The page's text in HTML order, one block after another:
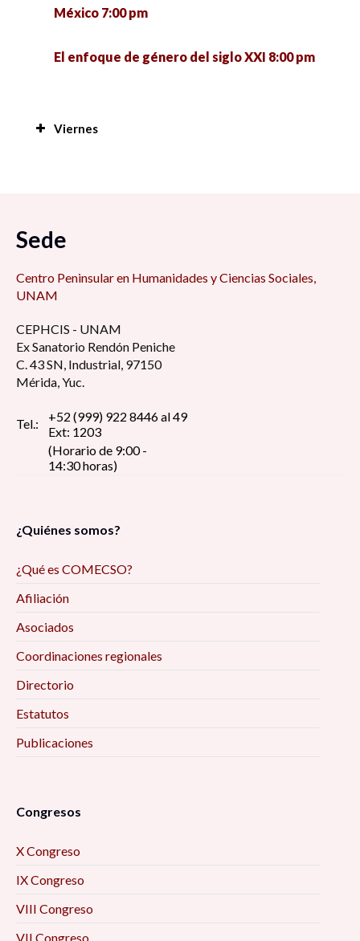
México 7:00 pm
El enfoque de género del siglo XXI 8:00 pm
Viernes
Foro de Modelo de administración estratégica
regreso a las aulas ¿Qué hacer con la
virtualidad? 8:30 am
La perspectiva estudiantil universitaria en
tiempos de pandemia: reflexión y debate 8:30
am
Pin up girls, construcción del estereotipo de la
Reflexiones de la investigación/intervención
sociales, en tiempos de pandemia 9:00 am
discapacidad: diálogo desde los estudios
Críticos 9:00 am
entre Aldama y Santa Martha, Chenalhó
Perspectiva para el Desarrollo Local 10:00 am
visión de los egresados 10:00 am
Sede
Centro Peninsular en Humanidades y Ciencias Sociales,
UNAM
CEPHCIS - UNAM
Ex Sanatorio Rendón Peniche
C. 43 SN, Industrial, 97150
Mérida, Yuc.
Tel.:
+52 (999) 922 8446 al 49
Ext: 1203
(Horario de 9:00 -
14:30 horas)
¿Quiénes somos?
¿Qué es COMECSO?
Afiliación
Asociados
Coordinaciones regionales
Directorio
Estatutos
Publicaciones
Congresos
X Congreso
IX Congreso
VIII Congreso
VII Congreso